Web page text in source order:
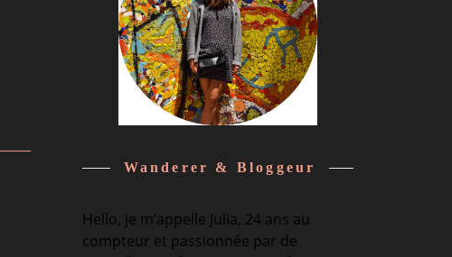
Wanderer & Bloggeur
Hello, je m’appelle Julia, 24 ans au
compteur et passionnée par de